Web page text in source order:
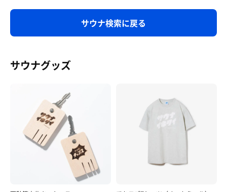
サウナ検索に戻る
サウナグッズ